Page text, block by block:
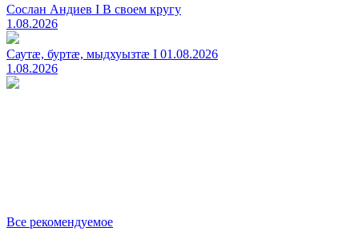
Сослан Андиев I В своем кругу
1.08.2026
Саутӕ, буртӕ, мыдхуызтӕ I 01.08.2026
1.08.2026
Все рекомендуемое